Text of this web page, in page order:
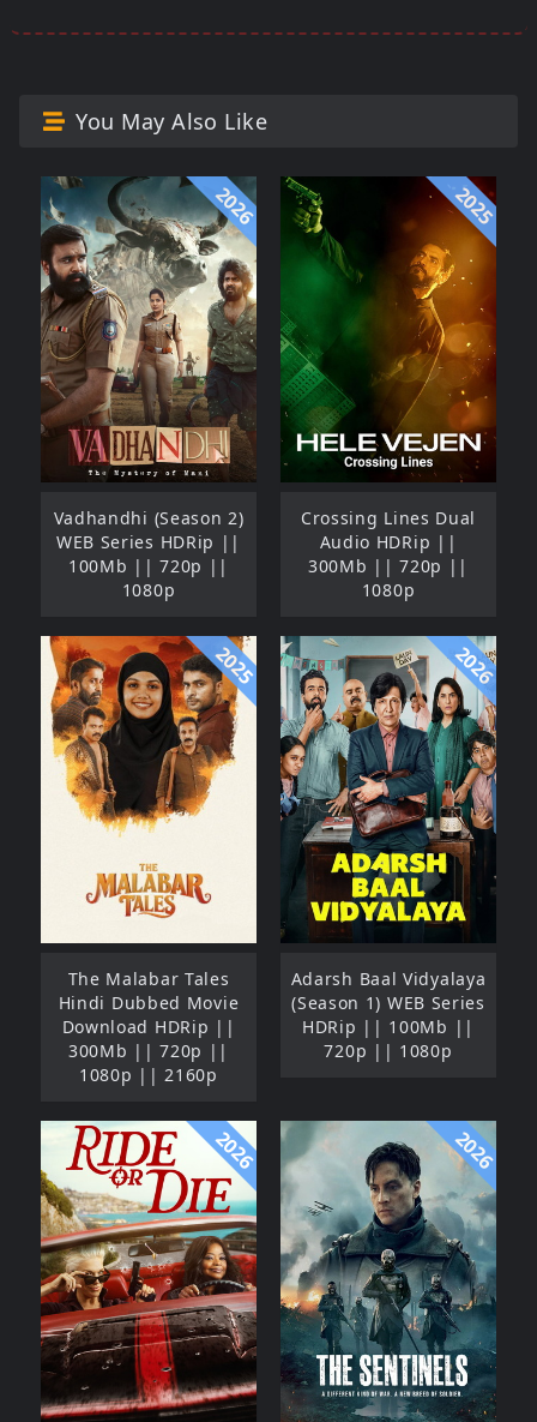
You May Also Like
2026
Vadhandhi (Season 2)
WEB Series HDRip ||
100Mb || 720p ||
1080p
2025
Crossing Lines Dual
Audio HDRip ||
300Mb || 720p ||
1080p
2025
The Malabar Tales
Hindi Dubbed Movie
Download HDRip ||
300Mb || 720p ||
1080p || 2160p
2026
Adarsh Baal Vidyalaya
(Season 1) WEB Series
HDRip || 100Mb ||
720p || 1080p
2026 2026